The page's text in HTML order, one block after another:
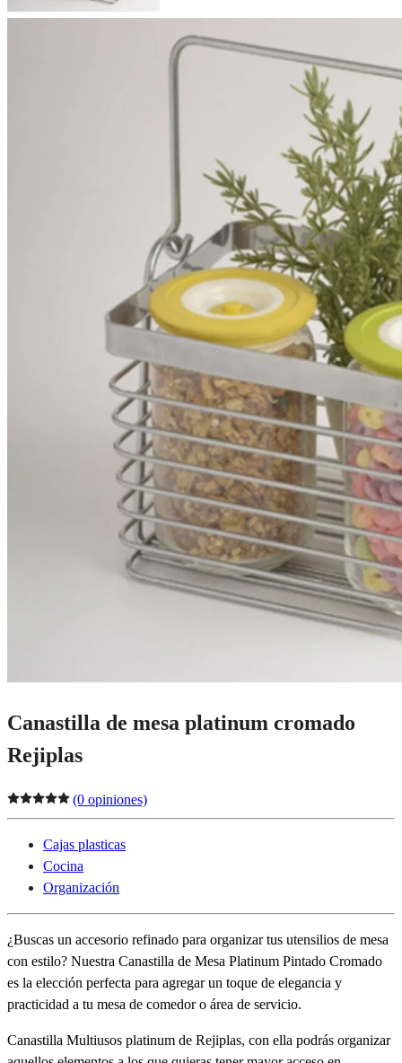
Canastilla de mesa platinum cromado
Rejiplas
(0 opiniones)
Cajas plasticas
Cocina
Organización
¿Buscas un accesorio refinado para organizar tus utensilios de mesa
con estilo? Nuestra Canastilla de Mesa Platinum Pintado Cromado
es la elección perfecta para agregar un toque de elegancia y
practicidad a tu mesa de comedor o área de servicio.
Canastilla Multiusos platinum de Rejiplas, con ella podrás organizar